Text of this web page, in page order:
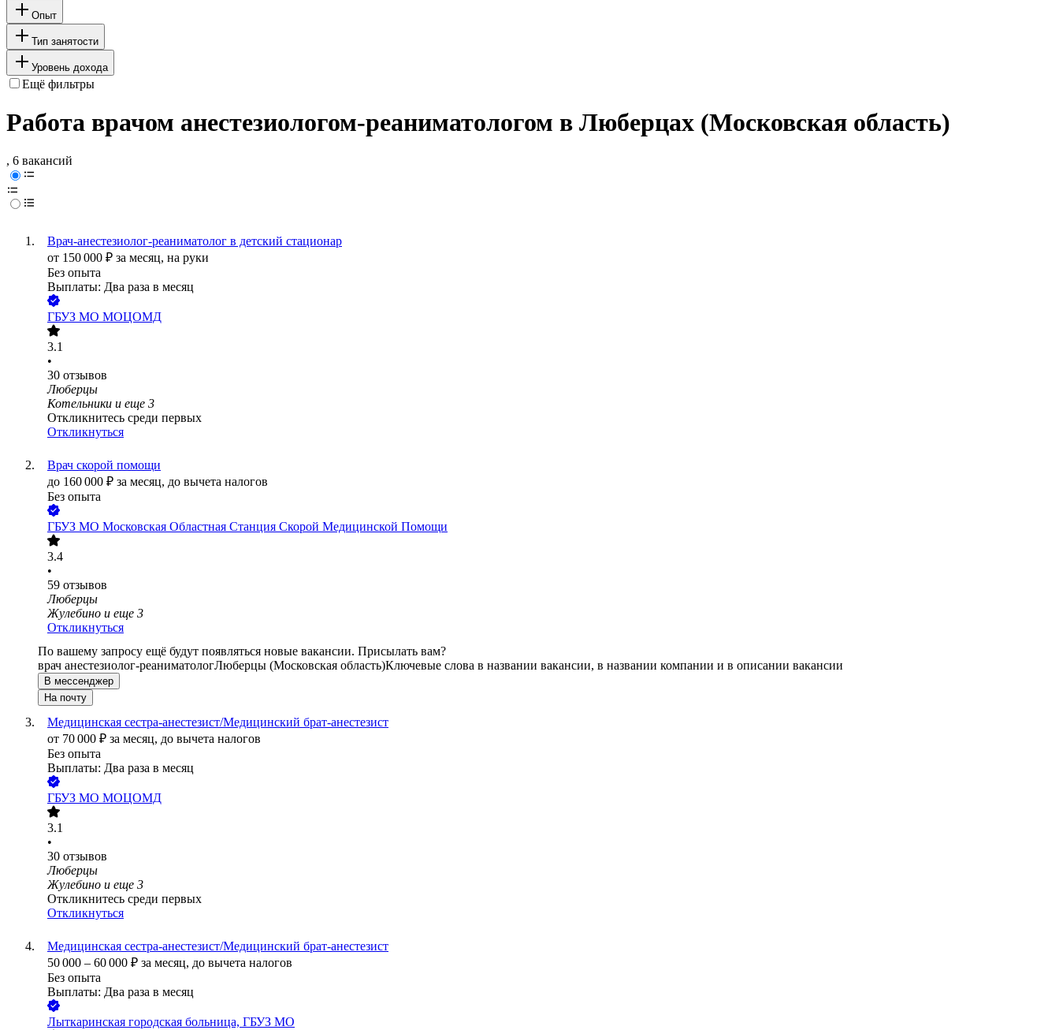
Опыт
Тип занятости
Уровень дохода
Ещё фильтры
Работа врачом анестезиологом-реаниматологом в Люберцах (Московская область)
, 6 вакансий
Врач-анестезиолог-реаниматолог в детский стационар
от 150 000 ₽ за месяц, на руки
Без опыта
Выплаты: Два раза в месяц
ГБУЗ МО МОЦОМД
3.1
•
30 отзывов
Люберцы
Котельники и еще 3
Откликнитесь среди первых
Откликнуться
Врач скорой помощи
до 160 000 ₽ за месяц, до вычета налогов
Без опыта
ГБУЗ МО Московская Областная Станция Скорой Медицинской Помощи
3.4
•
59 отзывов
Люберцы
Жулебино и еще 3
Откликнуться
По вашему запросу ещё будут появляться новые вакансии. Присылать вам?
врач анестезиолог-реаниматологЛюберцы (Московская область)Ключевые слова в названии вакансии, в названии компании и в описании вакансии
В мессенджер
На почту
Медицинская сестра-анестезист/Медицинский брат-анестезист
от 70 000 ₽ за месяц, до вычета налогов
Без опыта
Выплаты: Два раза в месяц
ГБУЗ МО МОЦОМД
3.1
•
30 отзывов
Люберцы
Жулебино и еще 3
Откликнитесь среди первых
Откликнуться
Медицинская сестра-анестезист/Медицинский брат-анестезист
50 000 – 60 000 ₽ за месяц, до вычета налогов
Без опыта
Выплаты: Два раза в месяц
Лыткаринская городская больница, ГБУЗ МО